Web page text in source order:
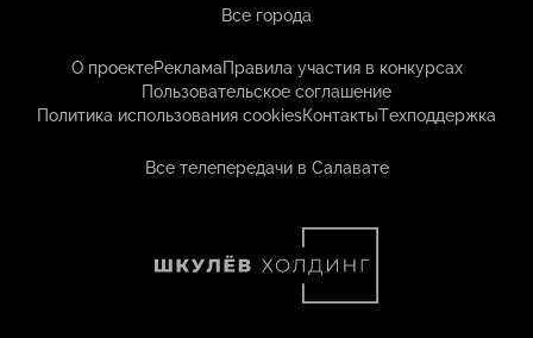
Все города
О проектеРекламаПравила участия в конкурсах
Пользовательское соглашение
Политика использования cookiesКонтактыТехподдержка
Все телепередачи в Салавате